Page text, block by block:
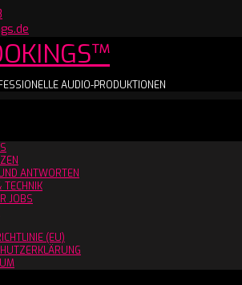
AUDIO-PRODUKTIONEN
ANTWORTEN
TECHNIK
JOBS
(EU)